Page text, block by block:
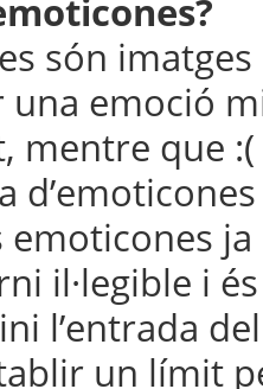
són
una emoció
mentre que
emoticones
il·legible i
l’entrada
un límit